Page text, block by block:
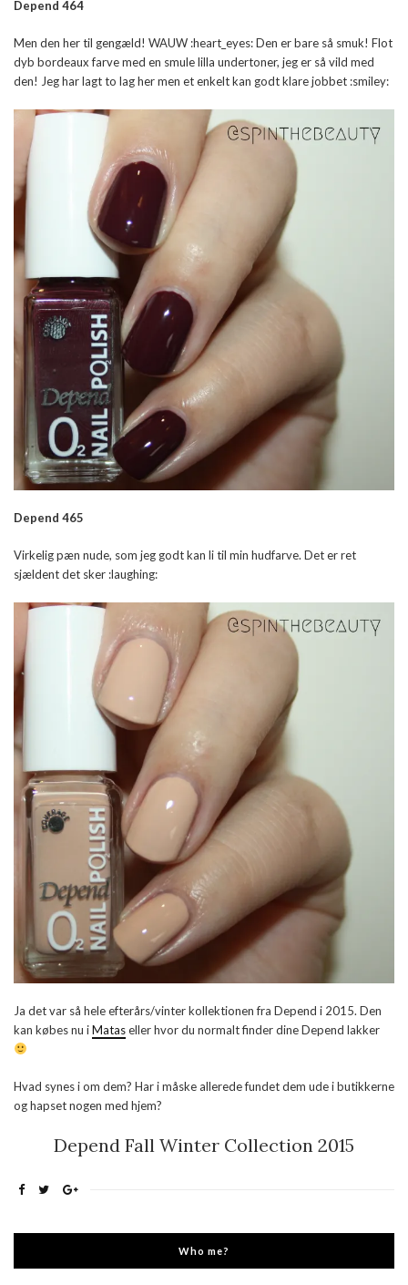
Depend 464
Men den her til gengæld! WAUW :heart_eyes: Den er bare så smuk! Flot
dyb bordeaux farve med en smule lilla undertoner, jeg er så vild med
den! Jeg har lagt to lag her men et enkelt kan godt klare jobbet :smiley:
Depend 465
Virkelig pæn nude, som jeg godt kan li til min hudfarve. Det er ret
sjældent det sker :laughing:
Ja det var så hele efterårs/vinter kollektionen fra Depend i 2015. Den
kan købes nu iMataseller hvor du normalt finder dine Depend lakker
Hvad synes i om dem? Har i måske allerede fundet dem ude i butikkerne
og hapset nogen med hjem?
Depend Fall Winter Collection 2015
Who me?